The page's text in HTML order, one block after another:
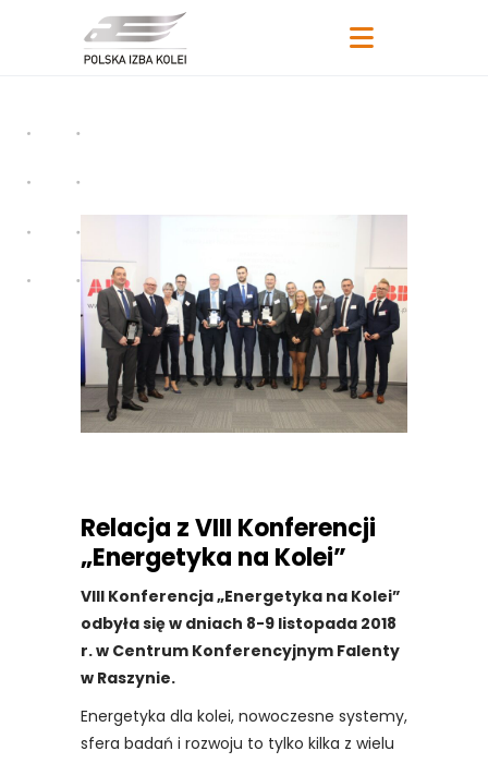
Relacja z VIII Konferencji
„Energetyka na Kolei”
VIII Konferencja „Energetyka na Kolei”
odbyła się w dniach 8-9 listopada 2018
r. w Centrum Konferencyjnym Falenty
w Raszynie.
Energetyka dla kolei, nowoczesne systemy,
sfera badań i rozwoju to tylko kilka z wielu